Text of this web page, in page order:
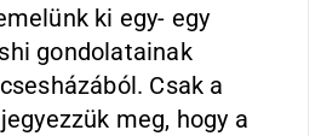
ki egy- egy
gondolatainak
Csak a
meg, hogy a